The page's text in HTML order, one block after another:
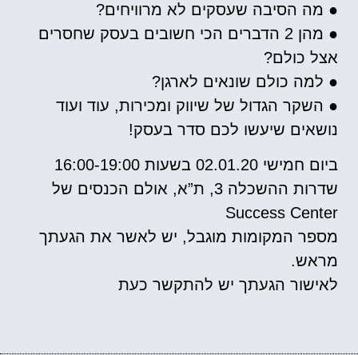
● מה הסיבה שעסקים לא מרוויחים?
● מהן 2 הדברים הכי חשובים בעסק שחסרים
אצל כולם?
● למה כולם שונאים לארגן?
● השקר הגדול של שיווק ומכירות, עוד ועוד
נושאים שיעשו לכם סדר בעסק!
ביום חמישי 02.01.20 בשעות 16:00-19:00
שדרות ההשכלה 3, ת”א, אולם הכנסים של
Success Center
מספר המקומות מוגבל, יש לאשר את הגעתך
מראש.
לאישור הגעתך יש להתקשר כעת